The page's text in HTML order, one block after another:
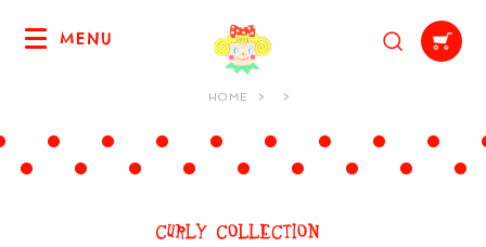
MENU
HOME